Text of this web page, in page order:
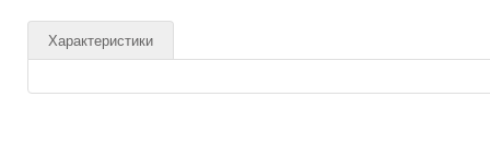
Характеристики